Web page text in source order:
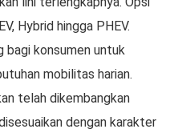
Hybrid hingga PHEV.
bagi konsumen untuk
mobilitas harian.
telah dikembangkan
dengan karakter